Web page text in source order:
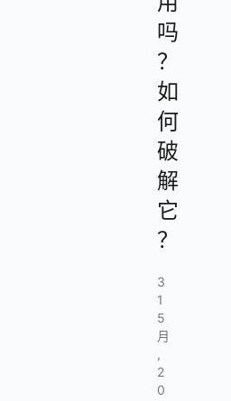
吗
？
如
何
破
解
它
？
3
1
5
月
,
2
0